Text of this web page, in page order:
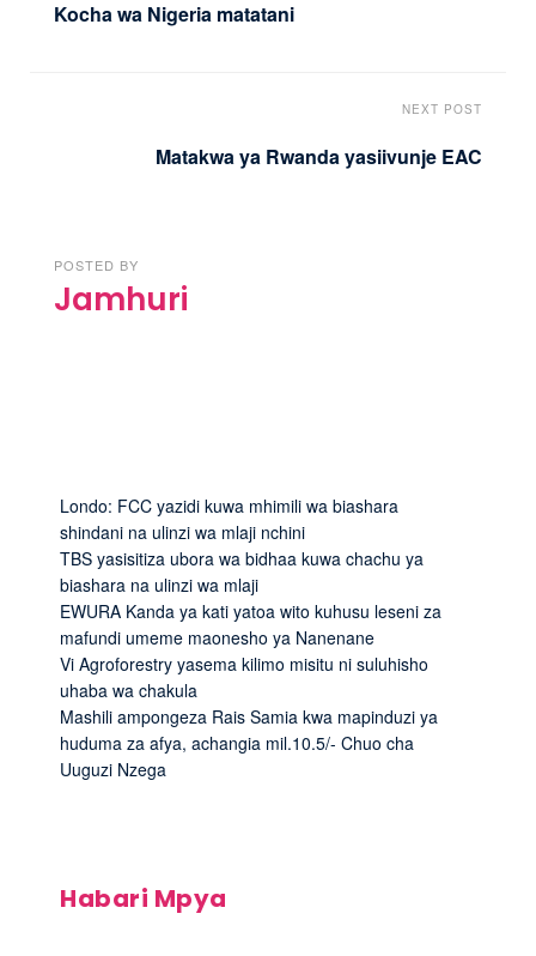
Kocha wa Nigeria matatani
NEXT POST
Matakwa ya Rwanda yasiivunje EAC
POSTED BY
Jamhuri
Londo: FCC yazidi kuwa mhimili wa biashara
shindani na ulinzi wa mlaji nchini
TBS yasisitiza ubora wa bidhaa kuwa chachu ya
biashara na ulinzi wa mlaji
EWURA Kanda ya kati yatoa wito kuhusu leseni za
mafundi umeme maonesho ya Nanenane
Vi Agroforestry yasema kilimo misitu ni suluhisho
uhaba wa chakula
Mashili ampongeza Rais Samia kwa mapinduzi ya
huduma za afya, achangia mil.10.5/- Chuo cha
Uuguzi Nzega
Habari Mpya